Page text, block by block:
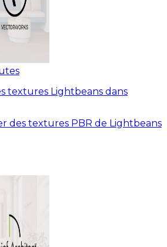
textures Lightbeans dans
des textures PBR de Lightbeans